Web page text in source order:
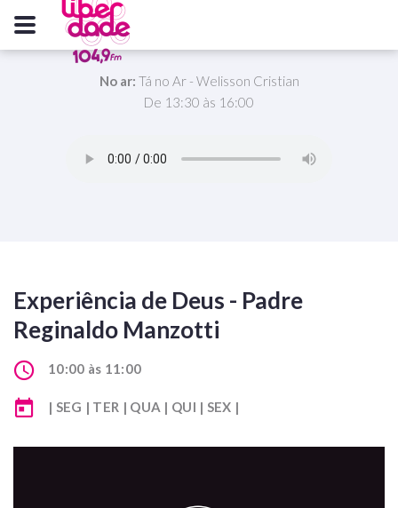
No ar: Tá no Ar - Welisson Cristian
De 13:30 às 16:00
Experiência de Deus - Padre
Reginaldo Manzotti
10:00 às 11:00
| SEG | TER | QUA | QUI | SEX |